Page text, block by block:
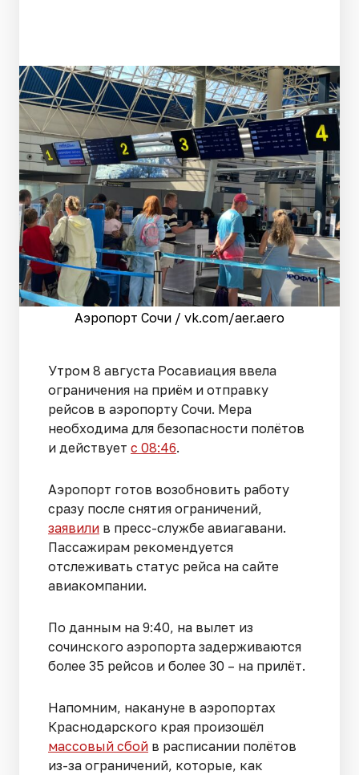
Аэропорт Сочи / vk.com/aer.aero
Утром 8 августа Росавиация ввела
ограничения на приём и отправку
рейсов в аэропорту Сочи. Мера
необходима для безопасности полётов
и действует с 08:46.
Аэропорт готов возобновить работу
сразу после снятия ограничений,
заявили в пресс-службе авиагавани.
Пассажирам рекомендуется
отслеживать статус рейса на сайте
авиакомпании.
По данным на 9:40, на вылет из
сочинского аэропорта задерживаются
более 35 рейсов и более 30 – на прилёт.
Напомним, накануне в аэропортах
Краснодарского края произошёл
массовый сбой в расписании полётов
из-за ограничений, которые, как